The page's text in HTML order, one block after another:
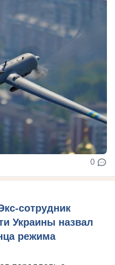
0
сотрудник
Украины назвал
режима